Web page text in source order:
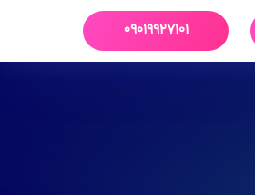
۰۹۰۱۹۹۲۷۱۰۱